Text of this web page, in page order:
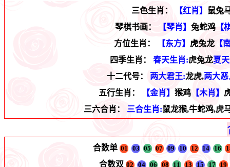
三色生肖： 【红肖】
鼠兔
琴棋书画：
【琴肖】 兔蛇鸡 【
方位生肖：
【东方】 虎兔龙 【
四季生肖：
春天生肖:虎兔龙夏
十二代号：
两大君王:龙虎,两大
五行生肖：
【金肖】 猴鸡 【木肖】
三六合肖：
三合生肖:鼠龙猴,牛蛇鸡,虎
合数单 01 03 05 07 09 10 12 14 16
合数双 02 04 06 08 11 13 15 17 19